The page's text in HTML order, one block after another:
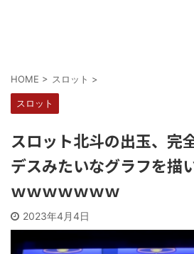
HOME > スロット >
スロット
スロット北斗の出玉、完
デスみたいなグラフを描
ｗｗｗｗｗｗｗ
2023年4月4日